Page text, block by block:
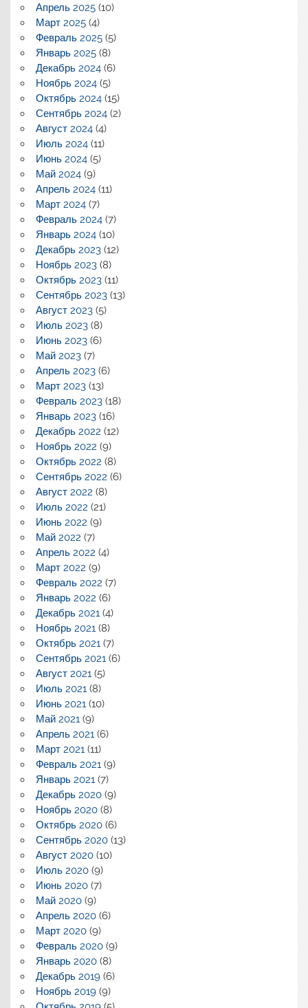
Апрель 2025(10)
Март 2025(4)
Февраль 2025(5)
Январь 2025(8)
Декабрь 2024(6)
Ноябрь 2024(5)
Октябрь 2024(15)
Сентябрь 2024(2)
Август 2024(4)
Июль 2024(11)
Июнь 2024(5)
Май 2024(9)
Апрель 2024(11)
Март 2024(7)
Февраль 2024(7)
Январь 2024(10)
Декабрь 2023(12)
Ноябрь 2023(8)
Октябрь 2023(11)
Сентябрь 2023(13)
Август 2023(5)
Июль 2023(8)
Июнь 2023(6)
Май 2023(7)
Апрель 2023(6)
Март 2023(13)
Февраль 2023(18)
Январь 2023(16)
Декабрь 2022 (12)
Ноябрь 2022 (9)
Октябрь 2022 (8)
Сентябрь 2022 (6)
Август 2022 (8)
Июль 2022 (21)
Июнь 2022 (9)
Май 2022 (7)
Апрель 2022 (4)
Март 2022 (9)
Февраль 2022 (7)
Январь 2022 (6)
Декабрь 2021(4)
Ноябрь 2021(8)
Октябрь 2021(7)
Сентябрь 2021(6)
Август 2021(5)
Июль 2021(8)
Июнь 2021(10)
Май 2021(9)
Апрель 2021(6)
Март 2021(11)
Февраль 2021(9)
Январь 2021(7)
Декабрь 2020(9)
Ноябрь 2020(8)
Октябрь 2020(6)
Сентябрь 2020(13)
Август 2020(10)
Июль 2020(9)
Июнь 2020(7)
Май 2020(9)
Апрель 2020(6)
Март 2020(9)
Февраль 2020(9)
Январь 2020(8)
Декабрь 2019(6)
Ноябрь 2019(9)